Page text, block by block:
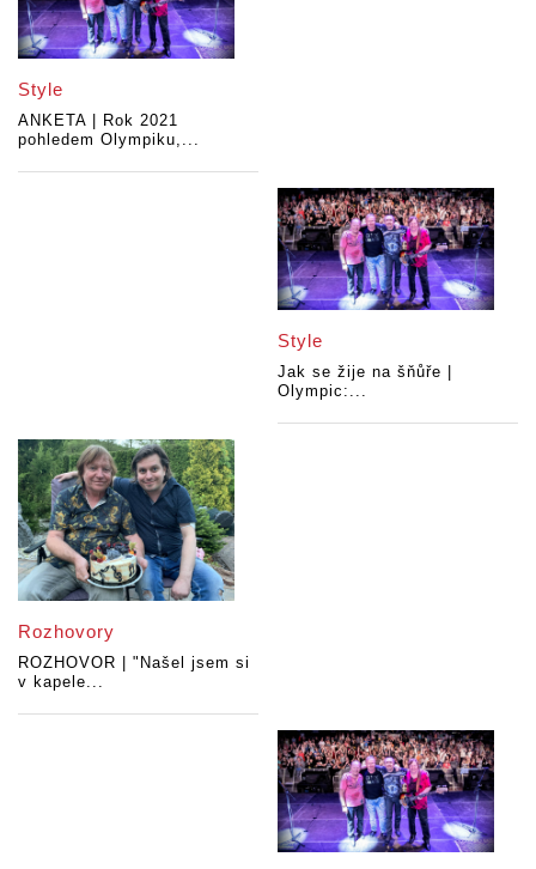
Style
ANKETA | Rok 2021
pohledem Olympiku,...
Style
Jak se žije na šňůře |
Olympic:...
Rozhovory
ROZHOVOR | "Našel jsem si
v kapele...